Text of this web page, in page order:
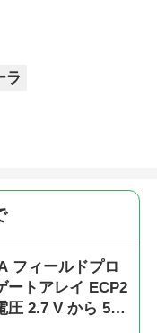
ラ
フィールドプロ
ートアレイ ECP2
圧 2.7 V から 5.5